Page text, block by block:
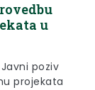
u
poziv
projekata